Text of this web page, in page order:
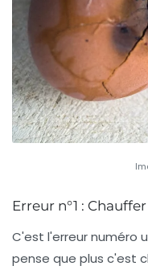
Erreur n°1 :
C'est l'erreur numéro
pense que plus c'est